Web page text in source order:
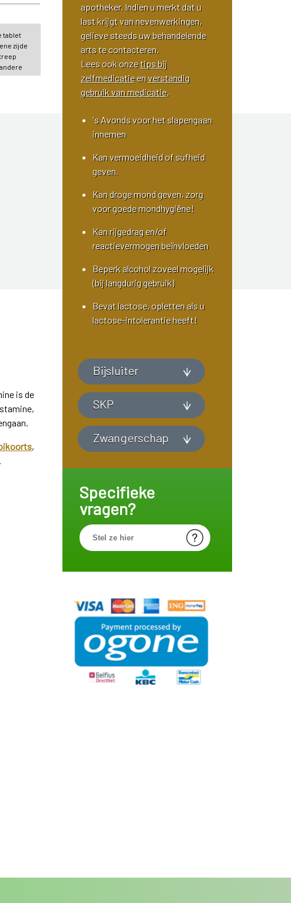
tablet
zijde
apotheker. Indien u merkt dat u
last krijgt van nevenwerkingen,
gelieve steeds uw behandelende
arts te contacteren.
Lees ook onzetips bij
zelfmedicatieenverstandig
gebruik van medicatie.
's Avonds voor het slapengaan
innemen
Kan vermoeidheid of sufheid
geven.
Kan droge mond geven, zorg
voor goede mondhygiëne!
Kan rijgedrag en/of
reactievermogen beïnvloeden
Beperk alcohol zoveel mogelijk
(bij langdurig gebruik)
Bevat lactose, opletten als u
lactose-intolerantie heeft!
Bijsluiter
SKP
Zwangerschap
Specifieke
vragen?
is de
,